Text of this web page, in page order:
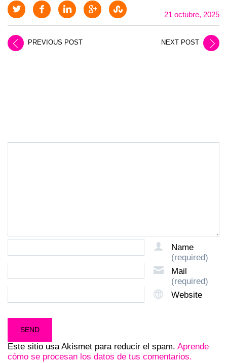
21 octubre, 2025
PREVIOUS POST NEXT POST
Name
(required)
Mail
(required)
Website
Este sitio usa Akismet para reducir el spam. Aprende
cómo se procesan los datos de tus comentarios.